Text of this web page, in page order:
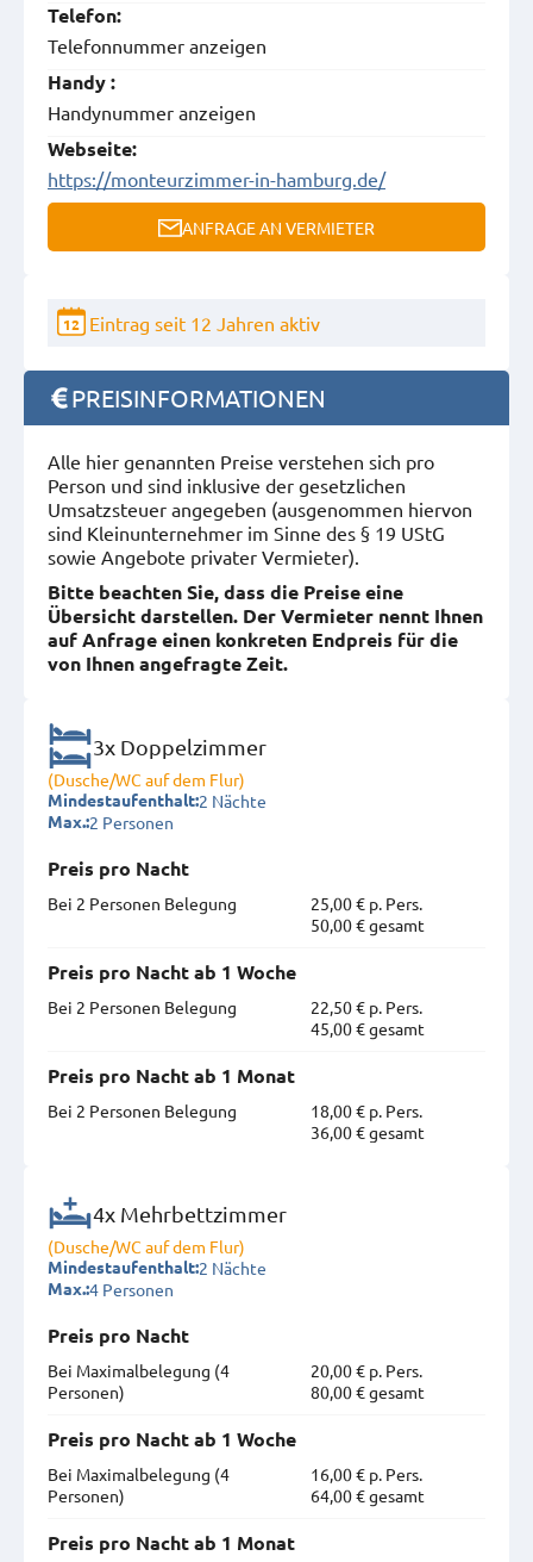
Telefon:
Telefonnummer anzeigen
Handy :
Handynummer anzeigen
Webseite:
https://monteurzimmer-in-hamburg.de/
ANFRAGE AN VERMIETER
12 Eintrag seit 12 Jahren aktiv
PREISINFORMATIONEN
Alle hier genannten Preise verstehen sich pro
Person und sind inklusive der gesetzlichen
Umsatzsteuer angegeben (ausgenommen hiervon
sind Kleinunternehmer im Sinne des § 19 UStG
sowie Angebote privater Vermieter).
Bitte beachten Sie, dass die Preise eine
Übersicht darstellen. Der Vermieter nennt Ihnen
auf Anfrage einen konkreten Endpreis für die
von Ihnen angefragte Zeit.
3x Doppelzimmer
(Dusche/WC auf dem Flur)
Mindestaufenthalt:2 Nächte
Max.:2 Personen
Preis pro Nacht
Bei 2 Personen Belegung
25,00 € p. Pers.
50,00 € gesamt
Preis pro Nacht ab 1 Woche
Bei 2 Personen Belegung
22,50 € p. Pers.
45,00 € gesamt
Preis pro Nacht ab 1 Monat
Bei 2 Personen Belegung
18,00 € p. Pers.
36,00 € gesamt
4x Mehrbettzimmer
(Dusche/WC auf dem Flur)
Mindestaufenthalt:2 Nächte
Max.:4 Personen
Preis pro Nacht
Bei Maximal­belegung (4
Personen)
20,00 € p. Pers.
80,00 € gesamt
Preis pro Nacht ab 1 Woche
Bei Maximal­belegung (4
Personen)
16,00 € p. Pers.
64,00 € gesamt
Preis pro Nacht ab 1 Monat